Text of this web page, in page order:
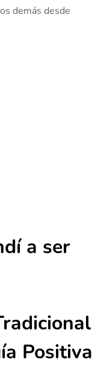
demás desde
a ser
Positiva